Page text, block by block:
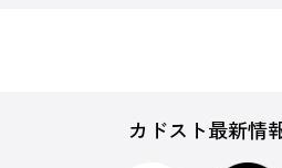
カドスト最新情